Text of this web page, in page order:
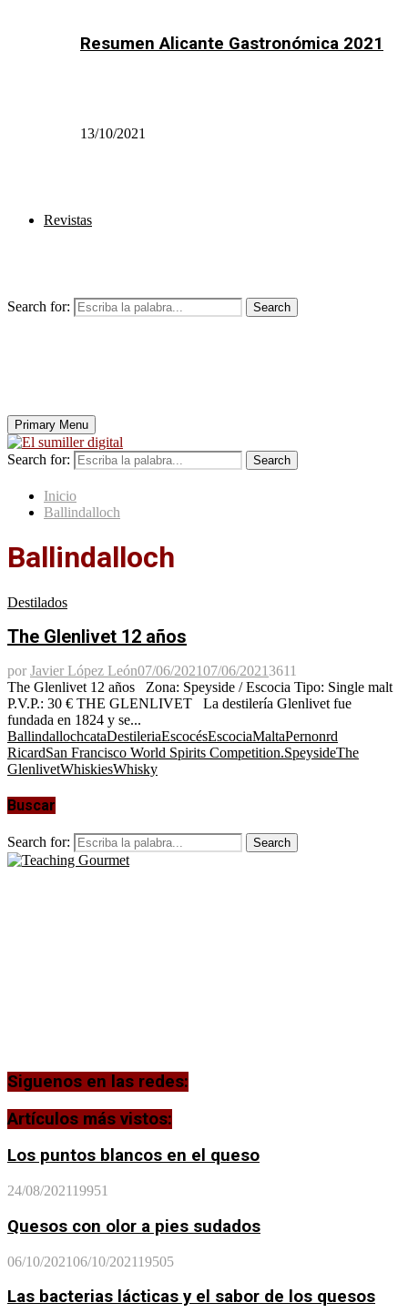
Resumen Alicante Gastronómica 2021
13/10/2021
Revistas
Search for: Search
Primary Menu
Search for: Search
Inicio
Ballindalloch
Ballindalloch
Destilados
The Glenlivet 12 años
por Javier López León07/06/202107/06/2021 3611
The Glenlivet 12 años Zona: Speyside / Escocia Tipo: Single malt
P.V.P.: 30 € THE GLENLIVET La destilería Glenlivet fue
fundada en 1824 y se...
BallindallochcataDestileriaEscocésEscociaMaltaPernonrd
RicardSan Francisco World Spirits Competition.SpeysideThe
GlenlivetWhiskiesWhisky
Buscar
Search for: Search
Siguenos en las redes:
Artículos más vistos:
Los puntos blancos en el queso
24/08/202119951
Quesos con olor a pies sudados
06/10/202106/10/202119505
Las bacterias lácticas y el sabor de los quesos